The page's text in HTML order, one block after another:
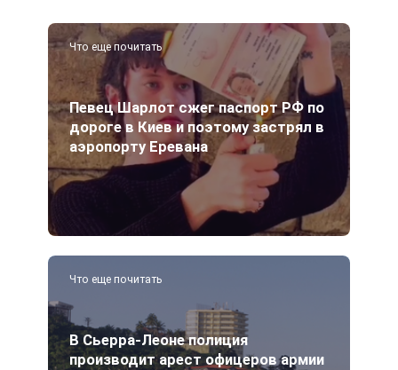
Что еще почитать
Певец Шарлот сжег паспорт РФ по
дороге в Киев и поэтому застрял в
аэропорту Еревана
Что еще почитать
В Сьерра-Леоне полиция
производит арест офицеров армии